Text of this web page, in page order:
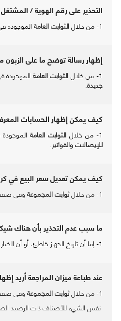
التحذير على رقم الهوية /
1- من خلال الثوابت العامةالموجودة
إظهار رسالة توضح ما على الزبون
1- من خلال الثوابت العامة
جديدة.
كيف يمكن إظهار الحسابات
1- من خلال الثوابت العامة
للإيصالات والفواتير.
كيف يمكن تعديل سعر البيع في
1- من خلال ثوابت المجموعةوفي
ما سبب عدم التحذير بأن هناك
1- إما أن تاريخ الجهاز خاطئ، أو أن الخيار
عند طباعة ميزان المراجعة أريد
1- من خلال ثوابت المجموعةوفي
نفس الشيء للأصناف ذات الرصيد